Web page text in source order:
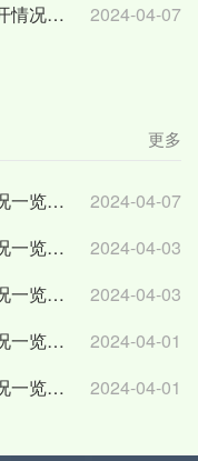
2024-04-07
群众信访举报转办和边督边改公开情况一览表(第十六批)
更多
2024-04-07
群众信访举报转办及地方查处情况一览表(第二十批)
2024-04-03
群众信访举报转办及地方查处情况一览表(第十九批)
2024-04-03
群众信访举报转办及地方查处情况一览表(第十八批)
2024-04-01
群众信访举报转办及地方查处情况一览表(第十七批)
2024-04-01
群众信访举报转办及地方查处情况一览表（第十六批）